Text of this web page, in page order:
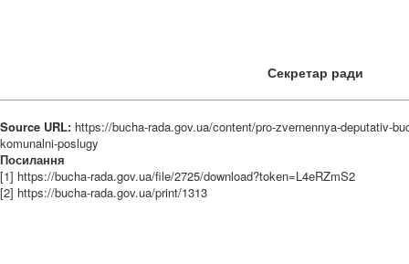
Секретар
Source URL: https://bucha-rada.gov.ua/content/pro-zvernennya-deputativ-
komunalni-poslugy
Посилання
[1] https://bucha-rada.gov.ua/file/2725/download?token=L4eRZmS2
[2] https://bucha-rada.gov.ua/print/1313